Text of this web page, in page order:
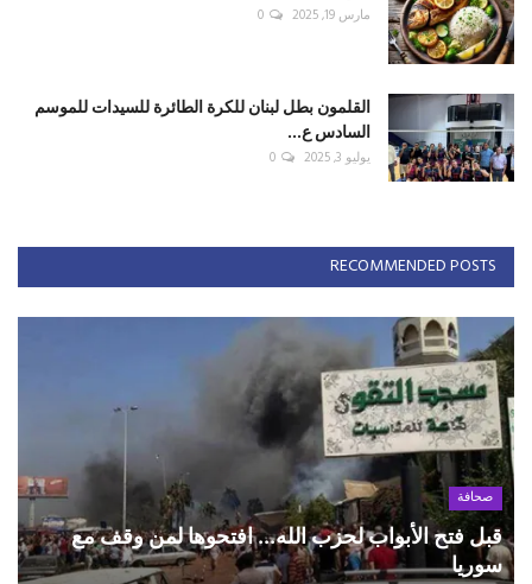
مارس 19, 2025 0
القلمون بطل لبنان للكرة الطائرة للسيدات للموسم
السادس ع...
يوليو 3, 2025 0
RECOMMENDED POSTS
صحافة
قبل فتح الأبواب لحزب الله... افتحوها لمن وقف مع
سوريا